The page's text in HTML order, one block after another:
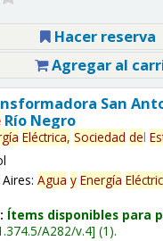
Hacer reserva
Agregar al
San
Río Negro
Eléctrica, Sociedad del
Agua y Energía
Ítems disponibles para
A282/v.4 (1).